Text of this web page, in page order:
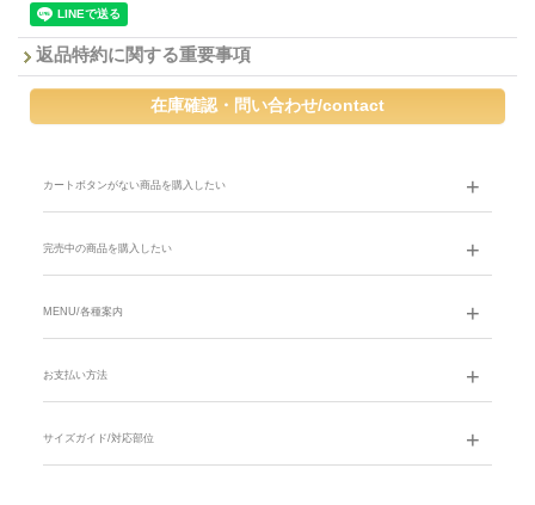
返品特約に関する重要事項
カートボタンがない商品を購入したい
完売中の商品を購入したい
MENU/各種案内
お支払い方法
サイズガイド/対応部位